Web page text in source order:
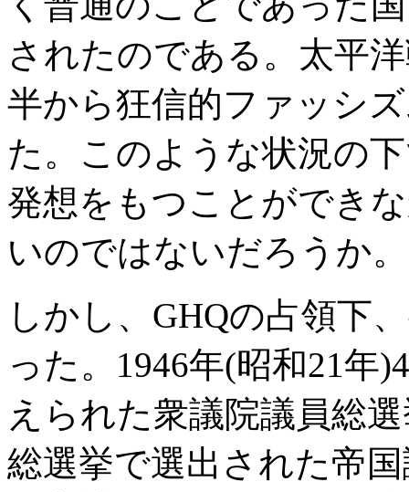
されたのである。太平
半から狂信的ファッシ
た。このような状況の
発想をもつことができ
いのではないだろうか。
しかし、GHQの占領下
った。1946年(昭和21年
えられた衆議院議員総
総選挙で選出された帝